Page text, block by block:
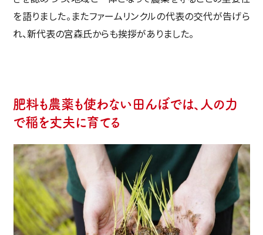
を語りました。またファームリンクルの代表の交代が告げら
れ、新代表の宮森氏からも挨拶がありました。
肥料も農薬も使わない田んぼでは、人の力
で稲を丈夫に育てる